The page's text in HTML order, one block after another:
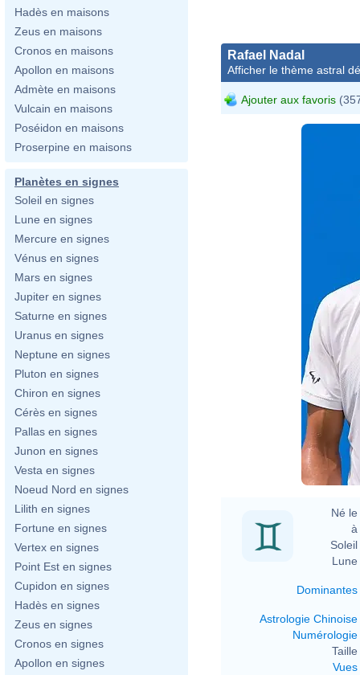
Hadès en maisons
Zeus en maisons
Cronos en maisons
Apollon en maisons
Admète en maisons
Vulcain en maisons
Poséidon en maisons
Proserpine en maisons
Planètes en signes
Soleil en signes
Lune en signes
Mercure en signes
Vénus en signes
Mars en signes
Jupiter en signes
Saturne en signes
Uranus en signes
Neptune en signes
Pluton en signes
Chiron en signes
Cérès en signes
Pallas en signes
Junon en signes
Vesta en signes
Noeud Nord en signes
Lilith en signes
Fortune en signes
Vertex en signes
Point Est en signes
Cupidon en signes
Hadès en signes
Zeus en signes
Cronos en signes
Apollon en signes
Rafael Nadal
Afficher le thème astral
Ajouter aux favoris
Né le
à
Soleil
Lune
Dominantes
Astrologie Chinoise
Numérologie
Taille
Vues